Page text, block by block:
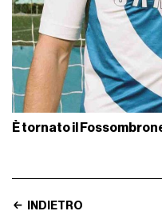
È tornato il
INDIETRO